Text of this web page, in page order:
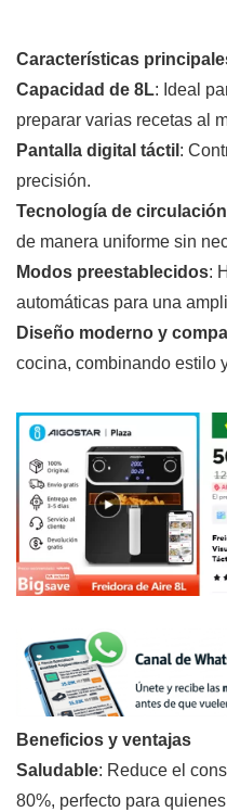
Características
Capacidad de 8L: Ideal
preparar varias recetas al
Pantalla digital táctil :
precisión.
Tecnología de
de manera uniforme sin
Modos preestablecidos:
automáticas para una
Diseño moderno y
cocina, combinando estilo
Beneficios y ventajas
Saludable: Reduce el
80%, perfecto para